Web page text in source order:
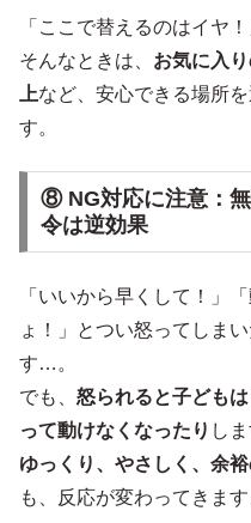
「ここで替えるのはイヤ
そんなときは、 お気に入
上など、安心できる場所
す。
⑧ NG対応に注意：
令は逆効果
「いいから早くして！」
ょ！」とつい怒ってしま
す…。
でも、 怒られると子ども
って動けなくなったり しま
ゆっくり、やさしく、余
も、反応が変わってきます